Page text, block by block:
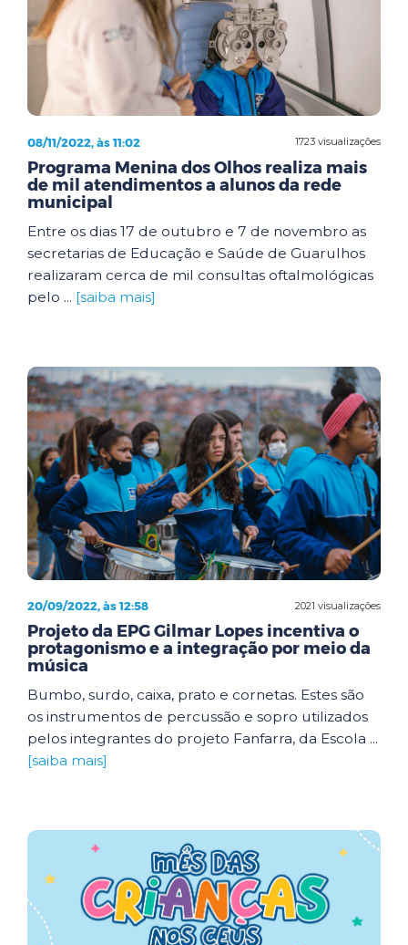
1723 visualizações
08/11/2022, às 11:02
Programa Menina dos Olhos realiza mais
de mil atendimentos a alunos da rede
municipal
Entre os dias 17 de outubro e 7 de novembro as
secretarias de Educação e Saúde de Guarulhos
realizaram cerca de mil consultas oftalmológicas
pelo ... [saiba mais]
2021 visualizações
20/09/2022, às 12:58
Projeto da EPG Gilmar Lopes incentiva o
protagonismo e a integração por meio da
música
Bumbo, surdo, caixa, prato e cornetas. Estes são
os instrumentos de percussão e sopro utilizados
pelos integrantes do projeto Fanfarra, da Escola ...
[saiba mais]